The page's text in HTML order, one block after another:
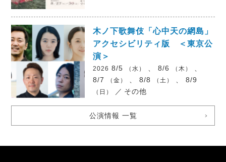
木ノ下歌舞伎「心中天の網島」
アクセシビリティ版 ＜東京公
演＞
2026 8/5 （水） 、 8/6 （木）
8/7
（金） 、 8/8 （土） 、 8/9
（日） ／ その他
公演情報 一覧